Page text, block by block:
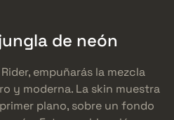
de neón
empuñarás la mezcla
y moderna. La skin muestra
plano, sobre un fondo